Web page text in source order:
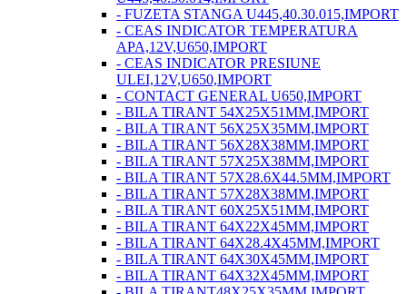
- FUZETA STANGA U445,40.30.015,IMPORT
- CEAS INDICATOR TEMPERATURA
APA,12V,U650,IMPORT
- CEAS INDICATOR PRESIUNE
ULEI,12V,U650,IMPORT
- CONTACT GENERAL U650,IMPORT
- BILA TIRANT 54X25X51MM,IMPORT
- BILA TIRANT 56X25X35MM,IMPORT
- BILA TIRANT 56X28X38MM,IMPORT
- BILA TIRANT 57X25X38MM,IMPORT
- BILA TIRANT 57X28.6X44.5MM,IMPORT
- BILA TIRANT 57X28X38MM,IMPORT
- BILA TIRANT 60X25X51MM,IMPORT
- BILA TIRANT 64X22X45MM,IMPORT
- BILA TIRANT 64X28.4X45MM,IMPORT
- BILA TIRANT 64X30X45MM,IMPORT
- BILA TIRANT 64X32X45MM,IMPORT